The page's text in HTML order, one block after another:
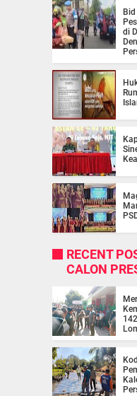
di
RECENT
CALON